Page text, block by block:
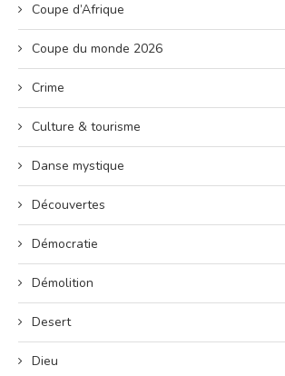
Coupe d’Afrique
Coupe du monde 2026
Crime
Culture & tourisme
Danse mystique
Découvertes
Démocratie
Démolition
Desert
Dieu